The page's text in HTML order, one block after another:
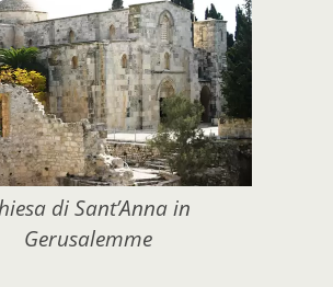
di Sant’Anna in
Gerusalemme